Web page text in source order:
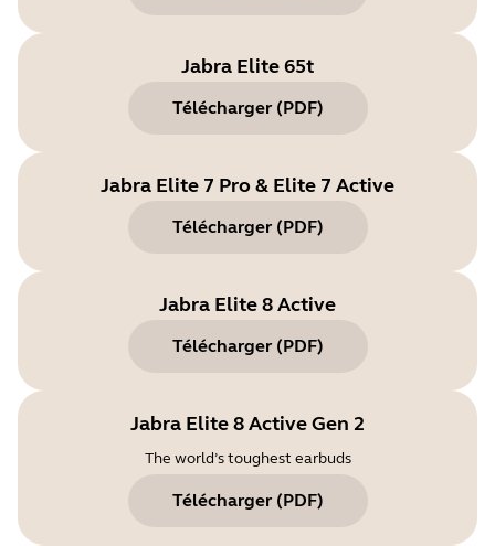
Jabra Elite 65t
Télécharger (PDF)
Jabra Elite 7 Pro & Elite 7 Active
Télécharger (PDF)
Jabra Elite 8 Active
Télécharger (PDF)
Jabra Elite 8 Active Gen 2
The world’s toughest earbuds
Télécharger (PDF)